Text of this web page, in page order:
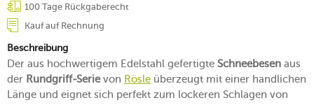
100 Tage Rückgaberecht
Kauf auf Rechnung
Beschreibung
Der aus hochwertigem Edelstahl gefertigte Schneebesen aus
der Rundgriff-Serievon Rösle überzeugt mit einer handlichen
Länge und eignet sich perfekt zum lockeren Schlagen von